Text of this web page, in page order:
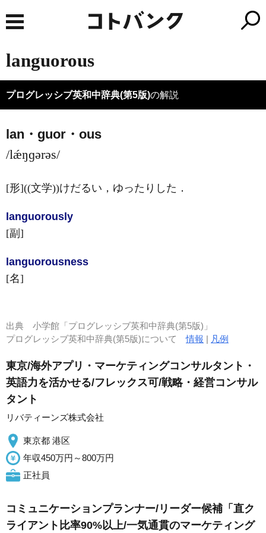
languorous
プログレッシブ英和中辞典(第5版)の解説
lan・guor・ous
/lǽŋɡərəs/
[形]((文学))けだるい，ゆったりした ．
languorous ly
[副]
languorousness
[名]
出典 小学館「プログレッシブ英和中辞典(第5版)」
プログレッシブ英和中辞典(第5版)について情報 | 凡例
東京/海外アプリ・マーケティングコンサルタント・
英語力を活かせる/フレックス可/戦略・経営コンサル
タント
リバティーンズ株式会社
東京都 港区
年収450万円～800万円
正社員
コミュニケーションプランナー/リーダー候補「直ク
ライアント比率90%以上/一気通貫のマーケティング